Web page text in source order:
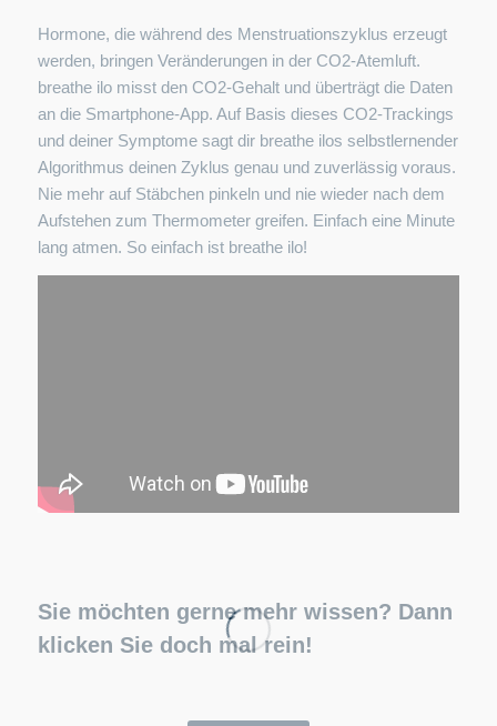
Hormone, die während des Menstruationszyklus erzeugt
werden, bringen Veränderungen in der CO2-Atemluft.
breathe ilo misst den CO2-Gehalt und überträgt die Daten
an die Smartphone-App. Auf Basis dieses CO2-Trackings
und deiner Symptome sagt dir breathe ilos selbstlernender
Algorithmus deinen Zyklus genau und zuverlässig voraus.
Nie mehr auf Stäbchen pinkeln und nie wieder nach dem
Aufstehen zum Thermometer greifen. Einfach eine Minute
lang atmen. So einfach ist breathe ilo!
Sie möchten gerne mehr wissen? Dann
klicken Sie doch mal rein!